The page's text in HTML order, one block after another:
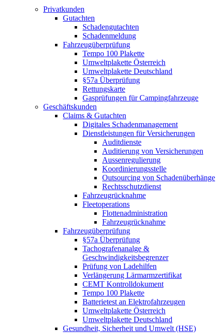
Privatkunden
Gutachten
Schadengutachten
Schadenmeldung
Fahrzeugüberprüfung
Tempo 100 Plakette
Umweltplakette Österreich
Umweltplakette Deutschland
§57a Überprüfung
Rettungskarte
Gasprüfungen für Campingfahrzeuge
Geschäftskunden
Claims & Gutachten
Digitales Schadenmanagement
Dienstleistungen für Versicherungen
Auditdienste
Auditierung von Versicherungen
Aussenregulierung
Koordinierungsstelle
Outsourcing von Schadenüberhänge
Rechtsschutzdienst
Fahrzeugrücknahme
Fleetoperations
Flottenadministration
Fahrzeugrücknahme
Fahrzeugüberprüfung
§57a Überprüfung
Tachografenanalge &
Geschwindigkeitsbegrenzer
Prüfung von Ladehilfen
Verlängerung Lärmarmzertifikat
CEMT Kontrolldokument
Tempo 100 Plakette
Batterietest an Elektrofahrzeugen
Umweltplakette Österreich
Umweltplakette Deutschland
Gesundheit, Sicherheit und Umwelt (HSE)